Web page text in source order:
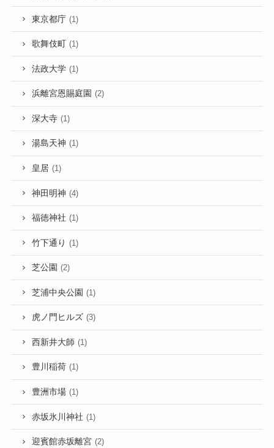
東京都庁 (1)
歌舞伎町 (1)
法政大学 (1)
浜離宮恩賜庭園 (2)
深大寺 (1)
湯島天神 (1)
皇居 (1)
神田明神 (4)
福徳神社 (1)
竹下通り (1)
芝公園 (2)
芝浦中央公園 (1)
虎ノ門ヒルズ (3)
西新井大師 (1)
豊川稲荷 (1)
豊洲市場 (1)
赤坂氷川神社 (1)
迎賓館赤坂離宮 (2)